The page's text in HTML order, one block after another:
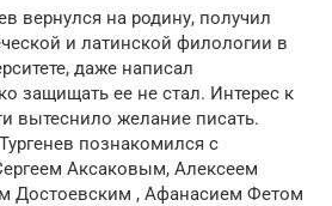
вернулся на родину, получил
и латинской филологии в
даже написал
защищать ее не стал. Интерес к
вытеснило желание писать.
познакомился с
Аксаковым, Алексеем
Достоевским , Афанасием Фетом